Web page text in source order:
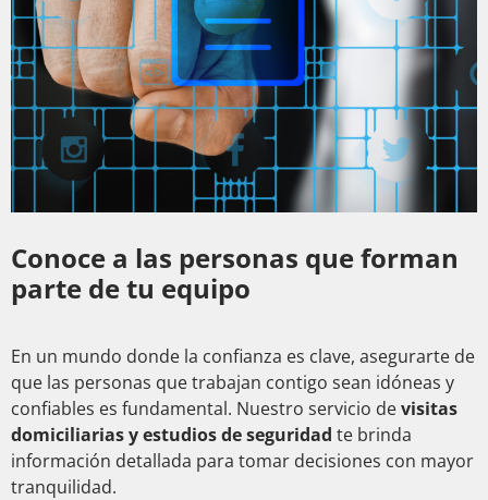
Conoce a las personas que forman
parte de tu equipo
En un mundo donde la confianza es clave, asegurarte de
que las personas que trabajan contigo sean idóneas y
confiables es fundamental. Nuestro servicio devisitas
domiciliarias y estudios de seguridad te brinda
información detallada para tomar decisiones con mayor
tranquilidad.